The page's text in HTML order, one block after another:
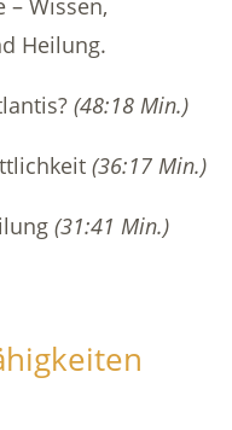
– Wissen,
Heilung.
(48:18 Min.)
(36:17 Min.)
(31:41 Min.)